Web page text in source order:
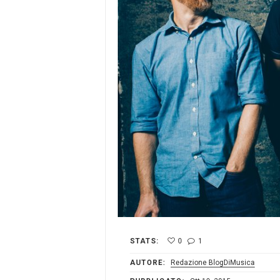
STATS: 0 1
AUTORE: Redazione BlogDiMusica